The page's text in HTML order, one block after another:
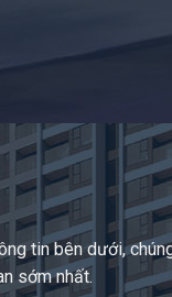
tin bên dưới,
sớm nhất.